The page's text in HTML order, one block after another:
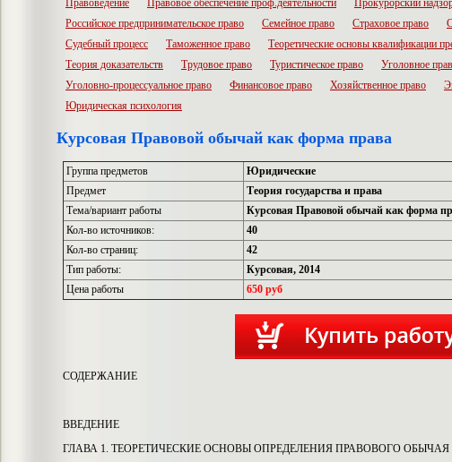
Правоведение
Правовое обеспечение проф.деятельности Прокурорский
Российское предпринимательское право
Семейное право Страховое право
Судебный процесс
Таможенное право Теоретические основы квалификации
Теория доказательств
Трудовое право Туристическое право Уголовное
Уголовно-процессуальное право
Финансовое право Хозяйственное право
Юридическая психология
Курсовая Правовой обычай как форма права
Группа предметов
Юридические
Предмет
Теория государства и права
Тема/вариант работы
Курсовая Правовой обычай как форма
Кол-во источников:
40
Кол-во страниц:
42
Тип работы:
Курсовая, 2014
Цена работы
650 руб
СОДЕРЖАНИЕ
ВВЕДЕНИЕ
ГЛАВА 1. ТЕОРЕТИЧЕСКИЕ ОСНОВЫ ОПРЕДЕЛЕНИЯ ПРАВОВОГО ОБЫЧАЯ